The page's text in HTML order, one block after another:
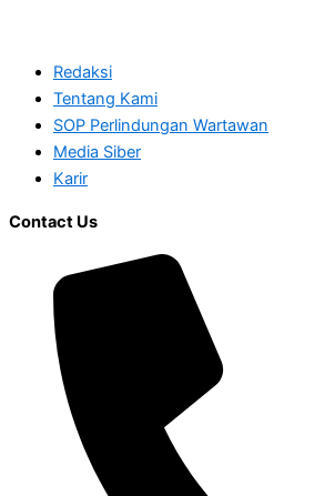
Redaksi
Tentang Kami
SOP Perlindungan Wartawan
Media Siber
Karir
Contact Us